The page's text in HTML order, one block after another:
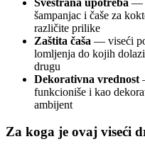
šampanjac i čaše za
različite prilike
Zaštita čaša — viseći
lomljenja do kojih dolazi
drugu
Dekorativna vrednost
funkcioniše i kao
ambijent
Za koga je ovaj viseći